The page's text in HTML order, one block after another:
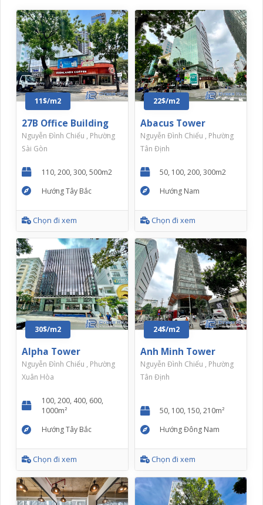
11$/m2
27B Office Building
Nguyễn Đình Chiểu , Phường
Sài Gòn
110, 200, 300, 500m2
Hướng Tây Bắc
Chọn đi xem
22$/m2
Abacus Tower
Nguyễn Đình Chiểu , Phường
Tân Định
50, 100, 200, 300m2
Hướng Nam
Chọn đi xem
30$/m2
Alpha Tower
Nguyễn Đình Chiểu , Phường
Xuân Hòa
100, 200, 400, 600,
1000m²
Hướng Tây Bắc
Chọn đi xem
24$/m2
Anh Minh Tower
Nguyễn Đình Chiểu , Phường
Tân Định
50, 100, 150, 210m²
Hướng Đông Nam
Chọn đi xem